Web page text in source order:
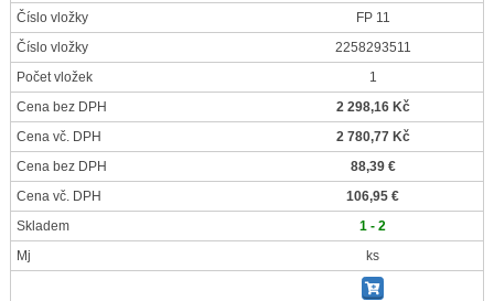
Číslo vložky
FP 11
Číslo vložky
2258293511
Počet vložek
1
Cena bez DPH
2 298,16 Kč
Cena vč. DPH
2 780,77 Kč
Cena bez DPH
88,39 €
Cena vč. DPH
106,95 €
Skladem
1 - 2
Mj
ks